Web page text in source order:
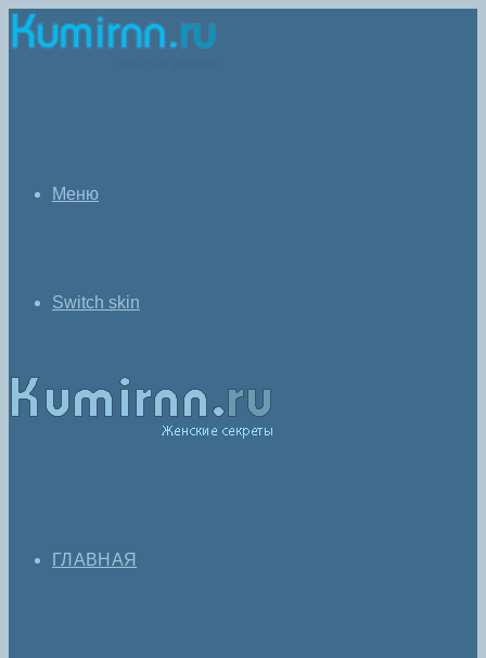
Меню
Switch skin
ГЛАВНАЯ